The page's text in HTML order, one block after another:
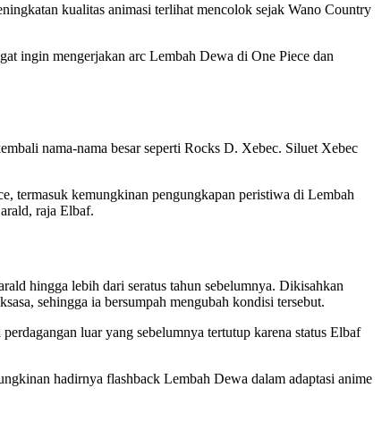
kualitas animasi terlihat mencolok sejak Wano Country
ingin mengerjakan arc Lembah Dewa di One Piece dan
nama-nama besar seperti Rocks D. Xebec. Siluet Xebec
termasuk kemungkinan pengungkapan peristiwa di Lembah
raja Elbaf.
hingga lebih dari seratus tahun sebelumnya. Dikisahkan
sehingga ia bersumpah mengubah kondisi tersebut.
luar yang sebelumnya tertutup karena status Elbaf
hadirnya flashback Lembah Dewa dalam adaptasi anime